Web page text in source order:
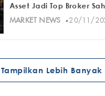
Asset Jadi Top Broker
MARKET NEWS· 20/11/
Tampilkan Lebih Banyak